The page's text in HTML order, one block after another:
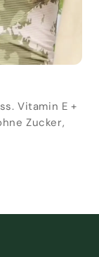
Vitamin E +
Zucker,